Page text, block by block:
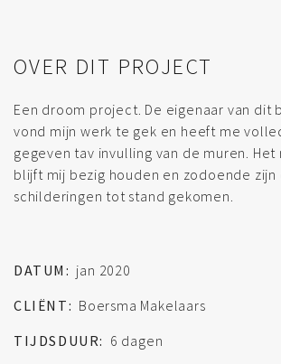
OVER DIT PROJECT
Een droom project. De eigenaar van dit
vond mijn werk te gek en heeft me
gegeven tav invulling van de muren.
blijft mij bezig houden en zodoende zijn
schilderingen tot stand gekomen.
DATUM: jan 2020
CLIËNT: Boersma Makelaars
TIJDSDUUR: 6 dagen